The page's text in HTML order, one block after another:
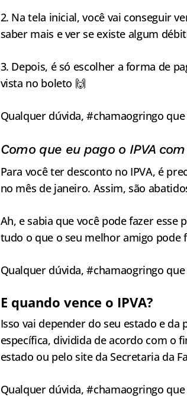
2. Na tela inicial, você vai conseguir
saber mais e ver se existe algum
3. Depois, é só escolher a forma de
vista no boleto 🙌
Qualquer dúvida, #chamaogringo
Como que eu pago o IPVA
Para você ter desconto no IPVA, é
no mês de janeiro. Assim, são
Ah, e sabia que você pode fazer
tudo o que o seu melhor amigo pode
Qualquer dúvida, #chamaogringo
E quando vence o IPVA?
Isso vai depender do seu estado e da
específica, dividida de acordo com o
estado ou pelo site da Secretaria da
Qualquer dúvida, #chamaogringo